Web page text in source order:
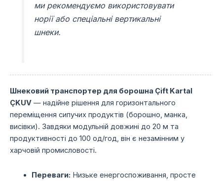
ми рекомендуємо використовувати
норії або спеціальні вертикальні
шнеки.
Шнековий транспортер для борошна Çift Kartal
ÇKUV — надійне рішення для горизонтального
переміщення сипучих продуктів (борошно, манка,
висівки). Завдяки модульній довжині до 20 м та
продуктивності до 100 од/год, він є незамінним у
харчовій промисловості.
Переваги: Низьке енергоспоживання, просте